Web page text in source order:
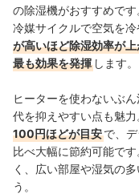
の除湿機がおすすめで
冷媒サイクルで空気を冷
が高いほど除湿効率が
最も効果を発揮 します。
ヒーターを使わないぶ
代を抑えやすい点も魅力
100円ほどが目安で、
比べ大幅に節約可能で
く、広い部屋や湿気の
う。